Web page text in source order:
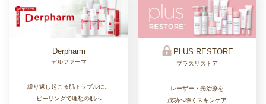
Derpharm
デルファーマ
繰り返し起こる肌トラブルに。
ピーリングで理想の肌へ
PLUS RESTORE
プラスリストア
レーザー・光治療を
成功へ導くスキンケア